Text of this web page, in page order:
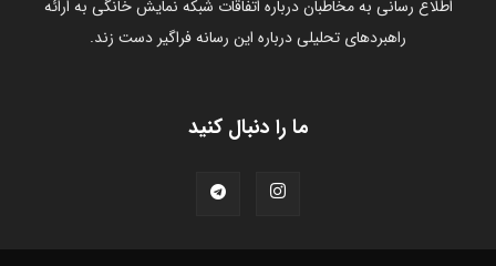
اطلاع رسانی به مخاطبان درباره اتفاقات شبکه نمایش خانگی به ارائه
راهبردهای تحلیلی درباره این رسانه فراگیر دست زند.
ما را دنبال کنید